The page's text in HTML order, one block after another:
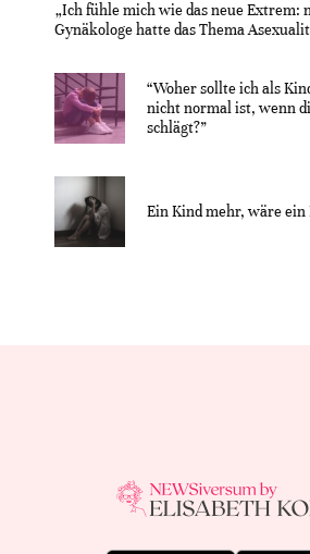
„Ich fühle mich wie das neue Extrem:
Gynäkologe hatte das Thema
“Woher sollte ich als
nicht normal ist, wenn
schlägt?”
Ein Kind mehr, wäre